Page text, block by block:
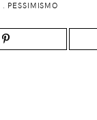
. PESSIMISMO